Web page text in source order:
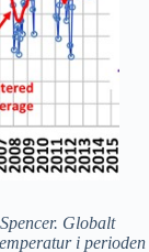
Globalt
i perioden